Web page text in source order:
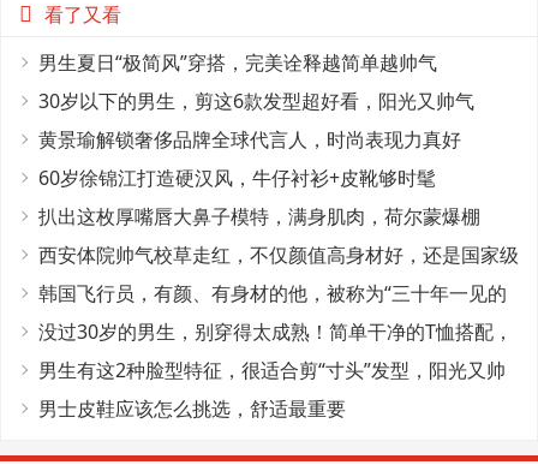
看了又看
男生夏日“极简风”穿搭，完美诠释越简单越帅气
30岁以下的男生，剪这6款发型超好看，阳光又帅气
黄景瑜解锁奢侈品牌全球代言人，时尚表现力真好
60岁徐锦江打造硬汉风，牛仔衬衫+皮靴够时髦
扒出这枚厚嘴唇大鼻子模特，满身肌肉，荷尔蒙爆棚
西安体院帅气校草走红，不仅颜值高身材好，还是国家级
田径运动员
韩国飞行员，有颜、有身材的他，被称为“三十年一见的
神颜”
没过30岁的男生，别穿得太成熟！简单干净的T恤搭配，
帅气又减龄
男生有这2种脸型特征，很适合剪“寸头”发型，阳光又帅
气
男士皮鞋应该怎么挑选，舒适最重要